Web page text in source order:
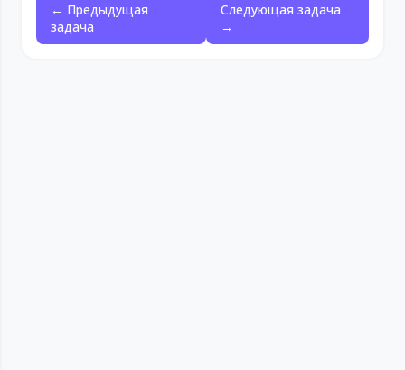
← Предыдущая
задача
Следующая задача
→